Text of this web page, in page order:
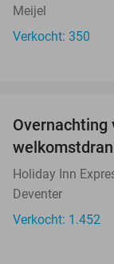
Meijel
Verkocht: 350
Overnachting
Holiday Inn
Deventer
Verkocht: 1.452